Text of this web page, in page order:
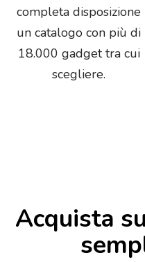
completa disposizione
un catalogo con più di
18.000 gadget tra cui
scegliere.
Acquista